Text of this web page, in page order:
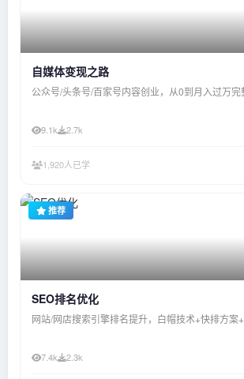
自媒体变现之路
公众号/头条号/百家号内容创业，从0到月入过万完
9.1k 2.7k
1,920人已学
推荐
SEO排名优化
网站/网店搜索引擎排名提升，白帽技术+快排方案
7.4k 2.3k